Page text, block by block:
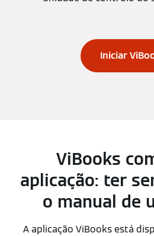
Iniciar
ViBooks
aplicação: ter
o manual de
A aplicação ViBooks está